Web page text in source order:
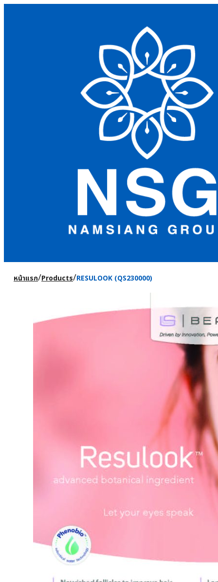
หน้าแรก/Products/RESULOOK (QS230000)